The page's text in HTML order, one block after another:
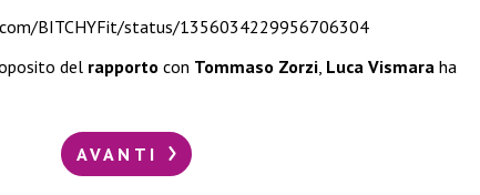
BITCHYFit/status/1356034229956706304
del rapporto con Tommaso Zorzi, Luca Vismara ha
AVANTI